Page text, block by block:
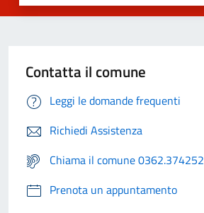
Contatta il comune
Leggi le domande frequenti
Richiedi Assistenza
Chiama il comune 0362.374252
Prenota un appuntamento